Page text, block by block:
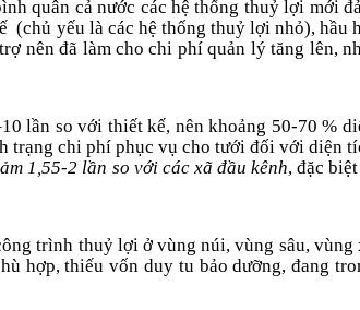
quân cả nư­ớc các hệ thống thuỷ lợi mới
(chủ yếu là các hệ thống thuỷ lợi nhỏ), hầu
nên đã làm cho chi phí quản lý tăng lên,
lần so với thiết kế, nên khoảng 50-70 %
trạng chi phí phục vụ cho tưới đối với diện
1,55-2 lần so với các xã đầu kênh, đặc
trình thuỷ lợi ở vùng núi, vùng sâu, vùng
hợp, thiếu vốn duy tu bảo dư­ỡng, đang